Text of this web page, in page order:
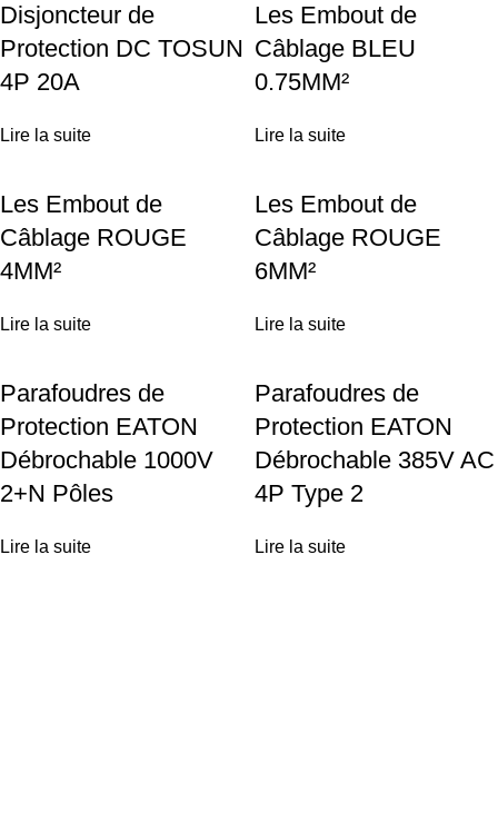
Disjoncteur de
Protection DC TOSUN
4P 20A
Lire la suite
Les Embout de
Câblage BLEU
0.75MM²
Lire la suite
Les Embout de
Câblage ROUGE
4MM²
Lire la suite
Les Embout de
Câblage ROUGE
6MM²
Lire la suite
Parafoudres de
Protection EATON
Débrochable 1000V
2+N Pôles
Lire la suite
Parafoudres de
Protection EATON
Débrochable 385V AC
4P Type 2
Lire la suite